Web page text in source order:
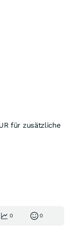
für zusätzliche
0 0